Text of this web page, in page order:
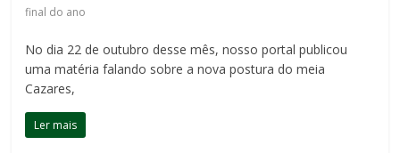
final do ano
No dia 22 de outubro desse mês, nosso portal publicou
uma matéria falando sobre a nova postura do meia
Cazares,
Ler mais